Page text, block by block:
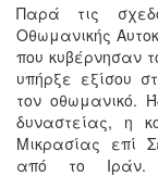
Παρά τις
Οθωμανικής
που κυβέρνησαν
υπήρξε εξίσου
τον οθωμανικό.
δυναστείας, η
Μικρασίας επί
από το Ιράν.